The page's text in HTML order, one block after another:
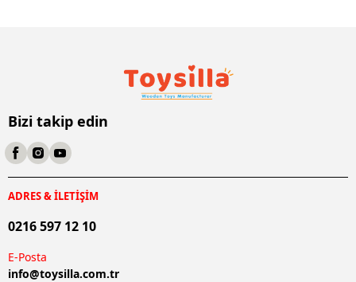
Bizi takip edin
ADRES & İLETİŞİM
0216 597 12 10
E-Posta
info@toysilla.com.tr